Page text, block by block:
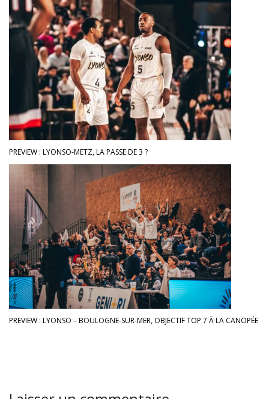
PREVIEW : LYONSO-METZ, LA PASSE DE 3 ?
PREVIEW : LYONSO – BOULOGNE-SUR-MER, OBJECTIF TOP 7 À LA CANOPÉE